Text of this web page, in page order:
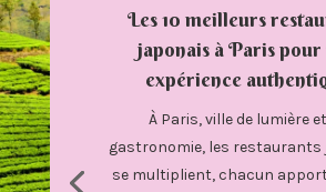
Les 10 meilleurs
japonais à Paris pour
expérience
À Paris, ville de lumière
gastronomie, les restaurants
se multiplient, chacun